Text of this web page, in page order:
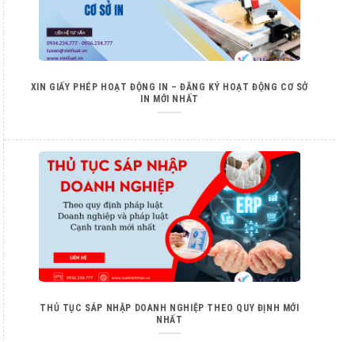
XIN GIẤY PHÉP HOẠT ĐỘNG IN – ĐĂNG KÝ HOẠT ĐỘNG CƠ SỞ
IN MỚI NHẤT
THỦ TỤC SÁP NHẬP DOANH NGHIỆP THEO QUY ĐỊNH MỚI
NHẤT